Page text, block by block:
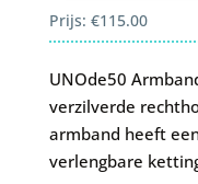
Prijs: €115.00
UNOde50
verzilverde
armband heeft
verlengbare